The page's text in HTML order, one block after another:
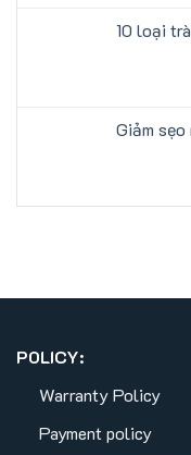
10 loại
Giảm
POLICY:
Warranty Policy
Payment policy